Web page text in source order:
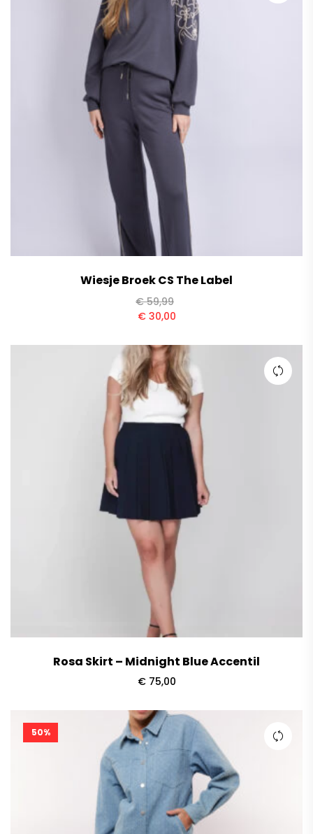
Wiesje Broek CS The Label
€59,99
€30,00
Rosa Skirt – Midnight Blue Accentil
€75,00
50%